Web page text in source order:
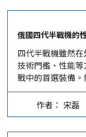
容許祭祀，因此全
社。…
民、農民及商販，
華民族的遺產。…
公里(約3,836英里
下，敵方若發現飛
雖然洲際導彈
其速度就超過5馬
變軌來躲避防空
超音速飛彈可在
統均無法攔截。
行時，和空氣摩
俄國四代半戰機的
四代半戰機雖然
技術門檻、性能
戰中的首選裝備
系的戰機占據全
戰機的市場較小
性能上仍舊不能
作者： 宋磊